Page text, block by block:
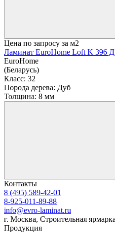
Цена по запросу за м2
Ламинат EuroHome Loft K 396
EuroHome
(Беларусь)
Класс: 32
Порода дерева: Дуб
Толщина: 8 мм
Контакты
8 (495) 589-42-01
8-925-011-89-88
info@evro-laminat.ru
г. Москва, Строительная
Продукция